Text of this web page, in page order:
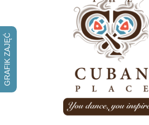
GRAFIK ZAJĘĆ